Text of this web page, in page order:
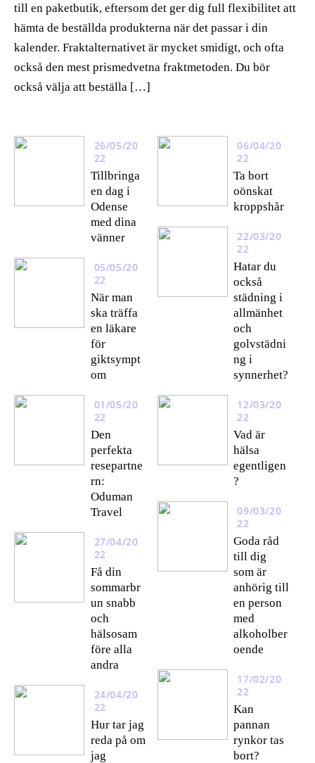
till en paketbutik, eftersom det ger dig full flexibilitet att
hämta de beställda produkterna när det passar i din
kalender. Fraktalternativet är mycket smidigt, och ofta
också den mest prismedvetna fraktmetoden. Du bör
också välja att beställa […]
26/05/20
22
Tillbringa
en dag i
Odense
med dina
vänner
05/05/20
22
När man
ska träffa
en läkare
för
giktsympt
om
01/05/20
22
Den
perfekta
resepartne
rn:
Oduman
Travel
27/04/20
22
Få din
sommarbr
un snabb
och
hälsosam
före alla
andra
24/04/20
22
Hur tar jag
reda på om
jag
06/04/20
22
Ta bort
oönskat
kroppshår
22/03/20
22
Hatar du
också
städning i
allmänhet
och
golvstädni
ng i
synnerhet?
12/03/20
22
Vad är
hälsa
egentligen
?
09/03/20
22
Goda råd
till dig
som är
anhörig till
en person
med
alkoholber
oende
17/02/20
22
Kan
pannan
rynkor tas
bort?